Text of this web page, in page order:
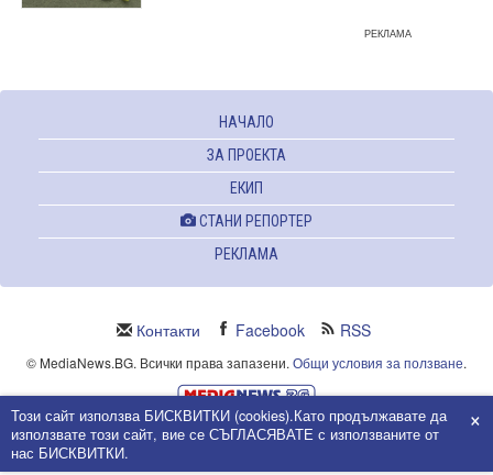
РЕКЛАМА
НАЧАЛО
ЗА ПРОЕКТА
ЕКИП
СТАНИ РЕПОРТЕР
РЕКЛАМА
Контакти Facebook RSS
© MediaNews.BG. Всички права запазени. Общи условия за ползване.
Powered and owned by Intersat Ltd.
Собственост на Интерсат ООД.
Този сайт използва БИСКВИТКИ (cookies).Като продължавате да
използвате този сайт, вие се СЪГЛАСЯВАТЕ с използваните от
нас БИСКВИТКИ.
×